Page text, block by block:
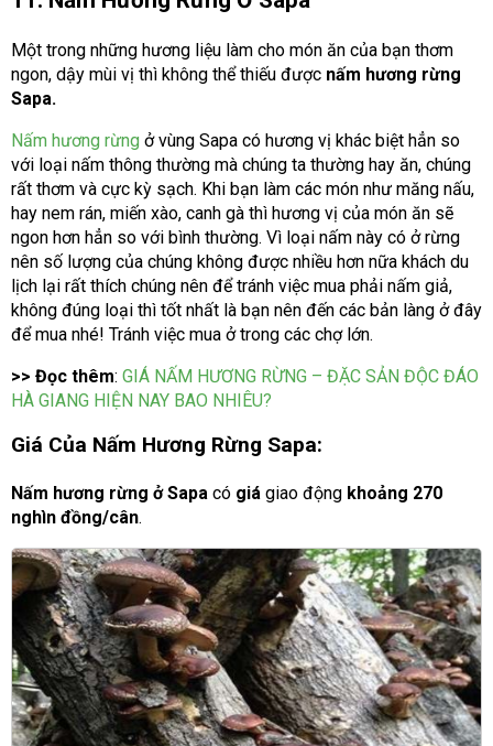
Một trong những hương liệu làm cho món ăn của bạn thơm
ngon, dậy mùi vị thì không thể thiếu được nấm hương rừng
Sapa.
Nấm hương rừng ở vùng Sapa có hương vị khác biệt hẳn so
với loại nấm thông thường mà chúng ta thường hay ăn, chúng
rất thơm và cực kỳ sạch. Khi bạn làm các món như măng nấu,
hay nem rán, miến xào, canh gà thì hương vị của món ăn sẽ
ngon hơn hẳn so với bình thường. Vì loại nấm này có ở rừng
nên số lượng của chúng không được nhiều hơn nữa khách du
lịch lại rất thích chúng nên để tránh việc mua phải nấm giả,
không đúng loại thì tốt nhất là bạn nên đến các bản làng ở đây
để mua nhé! Tránh việc mua ở trong các chợ lớn.
>> Đọc thêm: GIÁ NẤM HƯƠNG RỪNG – ĐẶC SẢN ĐỘC ĐÁO
HÀ GIANG HIỆN NAY BAO NHIÊU?
Giá Của Nấm Hương Rừng Sapa:
Nấm hương rừng ở Sapa có giá giao động khoảng 270
nghìn đồng/cân.